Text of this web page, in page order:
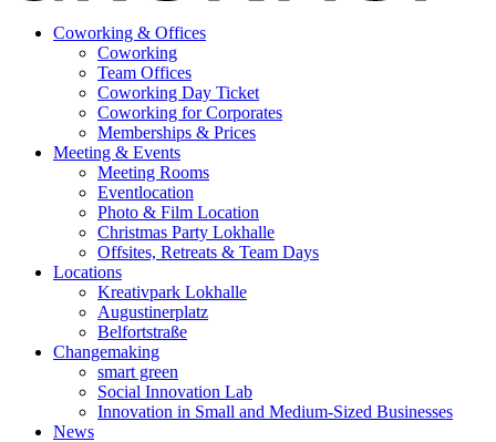
Coworking & Offices
Coworking
Team Offices
Coworking Day Ticket
Coworking for Corporates
Memberships & Prices
Meeting & Events
Meeting Rooms
Eventlocation
Photo & Film Location
Christmas Party Lokhalle
Offsites, Retreats & Team Days
Locations
Kreativpark Lokhalle
Augustinerplatz
Belfortstraße
Changemaking
smart green
Social Innovation Lab
Innovation in Small and Medium-Sized Businesses
News